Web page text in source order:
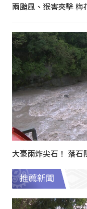
兩颱風、猴害夾擊 梅
大豪雨炸尖石！ 落
推薦新聞